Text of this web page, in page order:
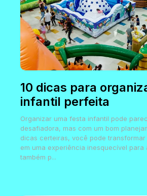
10 dicas para
infantil perfeita
Organizar uma festa infantil pode
desafiadora, mas com um bom
dicas certeiras, você pode transformar
em uma experiência inesquecível para
também p...